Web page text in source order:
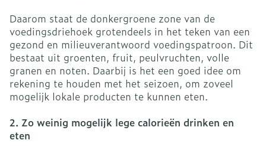
Daarom staat de donkergroene zone van de
voedingsdriehoek grotendeels in het teken van een
gezond en milieuverantwoord voedingspatroon. Dit
bestaat uit groenten, fruit, peulvruchten, volle
granen en noten. Daarbij is het een goed idee om
rekening te houden met het seizoen, om zoveel
mogelijk lokale producten te kunnen eten.
2. Zo weinig mogelijk lege calorieën drinken en
eten